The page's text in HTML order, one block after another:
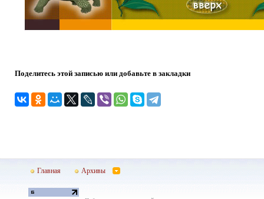
Поделитесь этой записью или добавьте в закладки
Главная Архивы